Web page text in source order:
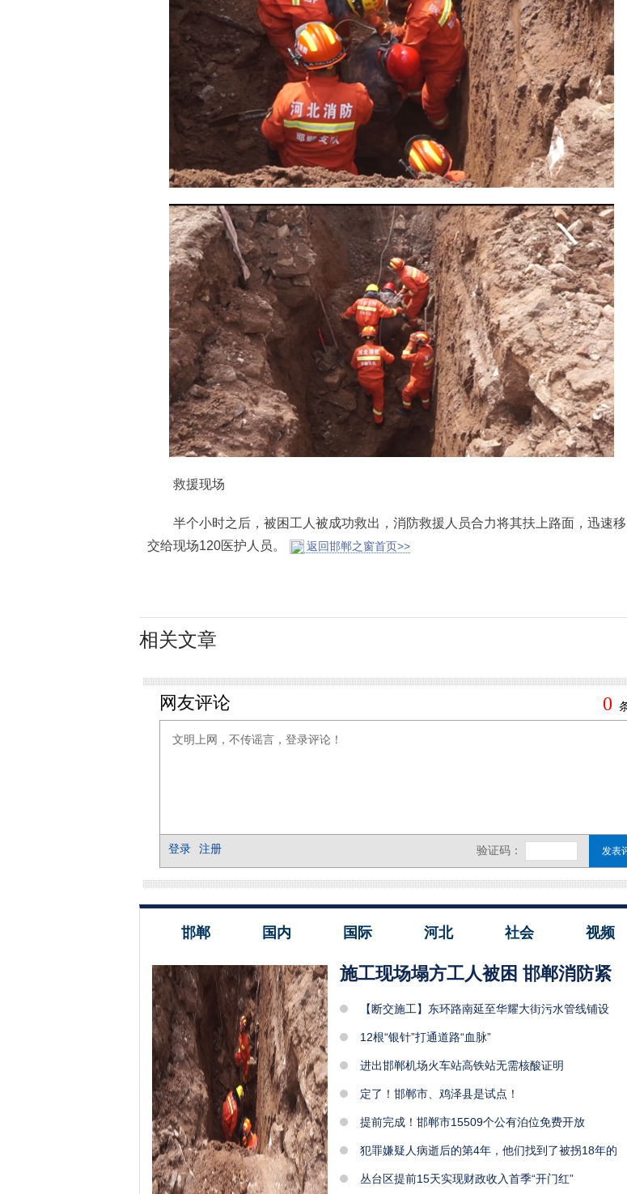
救援现场
半个小时之后，被困工人被成功救出，消防救援人员合力将其扶上路面，迅速移
交给现场120医护人员。
返回邯郸之窗首页>>
相关文章
邯郸 国内 国际 河北 社会 视频
施工现场塌方工人被困 邯郸消防紧
【断交施工】东环路南延至华耀大街污水管线铺设
12根“银针”打通道路“血脉”
进出邯郸机场火车站高铁站无需核酸证明
定了！邯郸市、鸡泽县是试点！
提前完成！邯郸市15509个公有泊位免费开放
犯罪嫌疑人病逝后的第4年，他们找到了被拐18年的
丛台区提前15天实现财政收入首季“开门红”